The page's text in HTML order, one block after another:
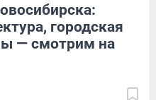
городская
— смотрим на